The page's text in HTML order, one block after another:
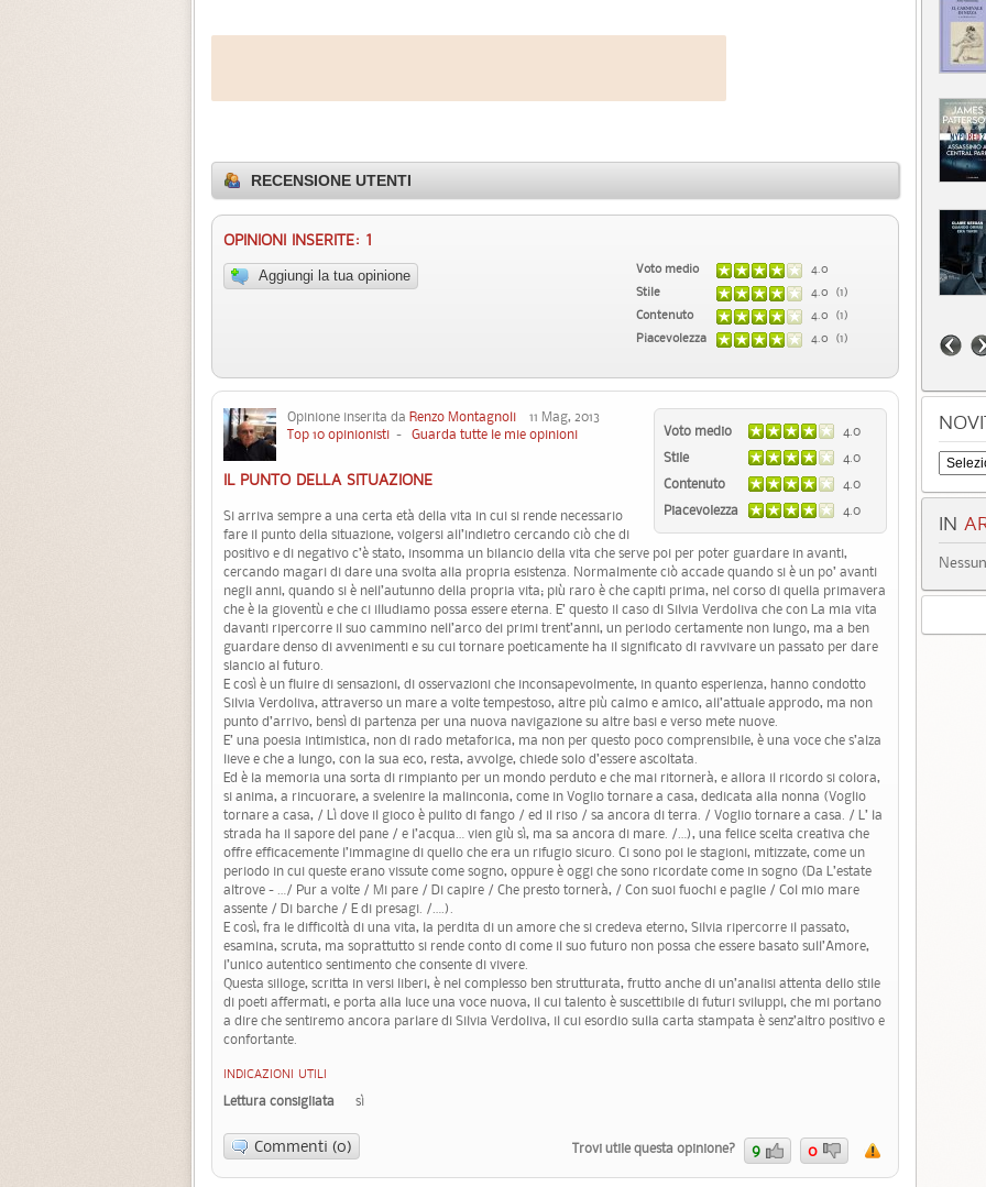
RECENSIONE UTENTI
OPINIONI INSERITE: 1
Aggiungi la tua opinione Voto medio
4.0
Stile
4.0 (1)
Contenuto
4.0 (1)
Piacevolezza
4.0 (1)
Voto medio
4.0
Stile
4.0
Contenuto
4.0
Piacevolezza
4.0
Opinione inserita da Renzo Montagnoli 11 Mag, 2013
Top 10 opinionisti - Guarda tutte le mie opinioni
IL PUNTO DELLA SITUAZIONE
Si arriva sempre a una certa età della vita in cui si rende necessario
fare il punto della situazione, volgersi all’indietro cercando ciò che di
positivo e di negativo c’è stato, insomma un bilancio della vita che serve poi per poter guardare in avanti,
cercando magari di dare una svolta alla propria esistenza. Normalmente ciò accade quando si è un po’ avanti
negli anni, quando si è nell’autunno della propria vita; più raro è che capiti prima, nel corso di quella primavera
che è la gioventù e che ci illudiamo possa essere eterna. E’ questo il caso di Silvia Verdoliva che con La mia vita
davanti ripercorre il suo cammino nell’arco dei primi trent’anni, un periodo certamente non lungo, ma a ben
guardare denso di avvenimenti e su cui tornare poeticamente ha il significato di ravvivare un passato per dare
slancio al futuro.
E così è un fluire di sensazioni, di osservazioni che inconsapevolmente, in quanto esperienza, hanno condotto
Silvia Verdoliva, attraverso un mare a volte tempestoso, altre più calmo e amico, all’attuale approdo, ma non
punto d’arrivo, bensì di partenza per una nuova navigazione su altre basi e verso mete nuove.
E’ una poesia intimistica, non di rado metaforica, ma non per questo poco comprensibile, è una voce che s’alza
lieve e che a lungo, con la sua eco, resta, avvolge, chiede solo d’essere ascoltata.
Ed è la memoria una sorta di rimpianto per un mondo perduto e che mai ritornerà, e allora il ricordo si colora,
si anima, a rincuorare, a svelenire la malinconia, come in Voglio tornare a casa, dedicata alla nonna (Voglio
tornare a casa, / Lì dove il gioco è pulito di fango / ed il riso / sa ancora di terra. / Voglio tornare a casa. / L’ la
strada ha il sapore del pane / e l’acqua… vien giù sì, ma sa ancora di mare. /…), una felice scelta creativa che
offre efficacemente l’immagine di quello che era un rifugio sicuro. Ci sono poi le stagioni, mitizzate, come un
periodo in cui queste erano vissute come sogno, oppure è oggi che sono ricordate come in sogno (Da L’estate
altrove - …/ Pur a volte / Mi pare / Di capire / Che presto tornerà, / Con suoi fuochi e paglie / Col mio mare
assente / Di barche / E di presagi. /….).
E così, fra le difficoltà di una vita, la perdita di un amore che si credeva eterno, Silvia ripercorre il passato,
esamina, scruta, ma soprattutto si rende conto di come il suo futuro non possa che essere basato sull’Amore,
l’unico autentico sentimento che consente di vivere.
Questa silloge, scritta in versi liberi, è nel complesso ben strutturata, frutto anche di un’analisi attenta dello stile
di poeti affermati, e porta alla luce una voce nuova, il cui talento è suscettibile di futuri sviluppi, che mi portano
a dire che sentiremo ancora parlare di Silvia Verdoliva, il cui esordio sulla carta stampata è senz’altro positivo e
confortante.
INDICAZIONI UTILI
Lettura consigliata sì
Commenti (0) Trovi utile questa opinione? 9 0
IN